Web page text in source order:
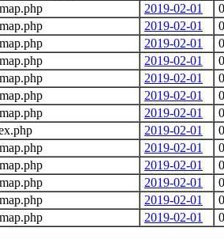
2019-02-01
2019-02-01
2019-02-01
2019-02-01
2019-02-01
2019-02-01
2019-02-01
2019-02-01
2019-02-01
2019-02-01
2019-02-01
2019-02-01
2019-02-01